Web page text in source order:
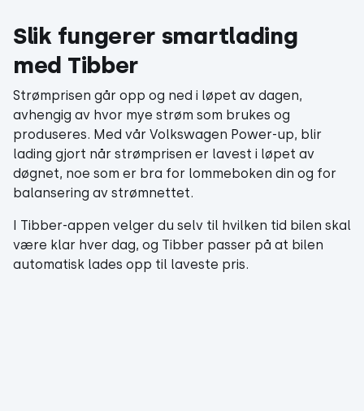
Slik fungerer smartlading
med Tibber
Strømprisen går opp og ned i løpet av dagen,
avhengig av hvor mye strøm som brukes og
produseres. Med vår Volkswagen Power-up, blir
lading gjort når strømprisen er lavest i løpet av
døgnet, noe som er bra for lommeboken din og for
balansering av strømnettet.
I Tibber-appen velger du selv til hvilken tid bilen skal
være klar hver dag, og Tibber passer på at bilen
automatisk lades opp til laveste pris.